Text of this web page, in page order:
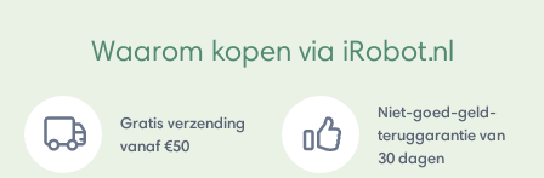
Waarom kopen via iRobot.nl
Gratis verzending
vanaf €50
Niet-goed-geld-
teruggarantie van
30 dagen